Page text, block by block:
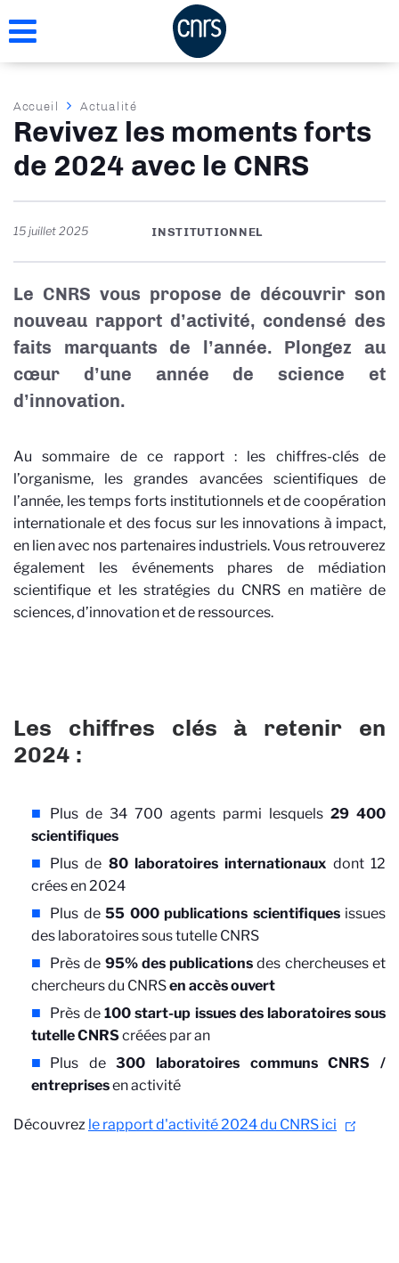
au
Fil
d'Ariane
Accueil Actualité
Revivez les moments forts
de 2024 avec le CNRS
15 juillet 2025 INSTITUTIONNEL
Le CNRS vous propose de découvrir son
nouveau rapport d’activité, condensé des
faits marquants de l’année. Plongez au
cœur d’une année de science et
d’innovation.
Au sommaire de ce rapport : les chiffres-clés de
l’organisme, les grandes avancées scientifiques de
l’année, les temps forts institutionnels et de coopération
internationale et des focus sur les innovations à impact,
en lien avec nos partenaires industriels. Vous retrouverez
également les événements phares de médiation
scientifique et les stratégies du CNRS en matière de
sciences, d’innovation et de ressources.
Les chiffres clés à retenir en
2024 :
Plus de 34 700 agents parmi lesquels 29 400
scientifiques
Plus de 80 laboratoires internationaux dont 12
crées en 2024
Plus de 55 000 publications scientifiquesissues
des laboratoires sous tutelle CNRS
Près de 95% des publicationsdes chercheuses et
chercheurs du CNRSen accès ouvert
Près de100 start-up issues des laboratoires sous
tutelle CNRScréées par an
Plus de300 laboratoires communs CNRS /
entreprisesen activité
Découvrez le rapport d'activité 2024 du CNRS ici